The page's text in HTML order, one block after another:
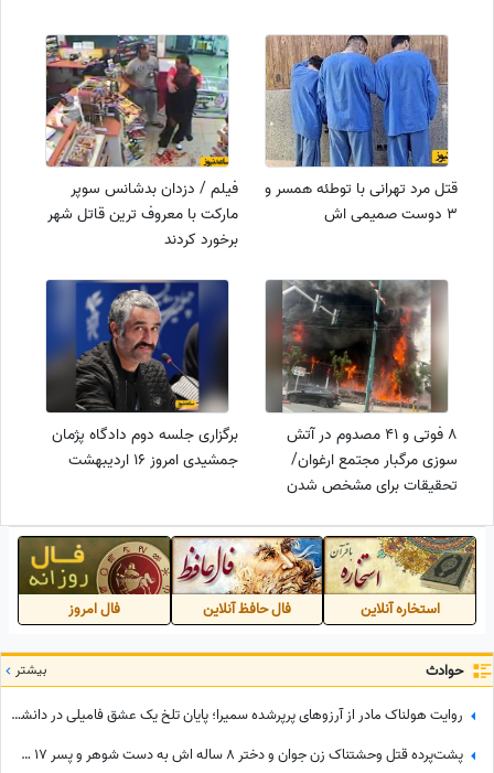
قتل مرد تهرانی با توطئه همسر و
3 دوست صمیمی اش
فیلم / دزدان بدشانس سوپر
مارکت با معروف ترین قاتل شهر
برخورد کردند
8 فوتی و 41 مصدوم در آتش
سوزی مرگبار مجتمع ارغوان/
تحقیقات برای مشخص شدن
همچنان ادامه دارد + ویدئو
برگزاری جلسه دوم دادگاه پژمان
جمشیدی امروز 16 اردیبهشت
استخاره آنلاین فال حافظ آنلاین فال امروز
حوادث بیشتر
روایت هولناک مادر از آرزوهای پرپرشده سمیرا؛ پایان تلخ یک عشق فامیلی در دانشگاه قزوین + فیلم
پشت‌پرده قتل وحشتناک زن جوان و دختر 8 ساله اش به دست شوهر و پسر 17 ساله بی‌رحم + جزئیات ماجرا